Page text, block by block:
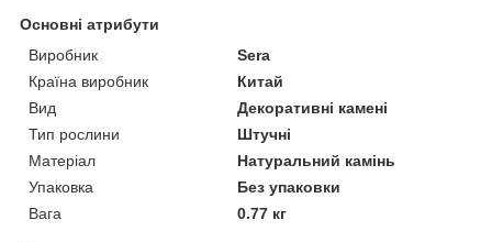
Основні атрибути
Виробник
Sera
Країна виробник
Китай
Вид
Декоративні камені
Тип рослини
Штучні
Матеріал
Натуральний камінь
Упаковка
Без упаковки
Вага
0.77 кг